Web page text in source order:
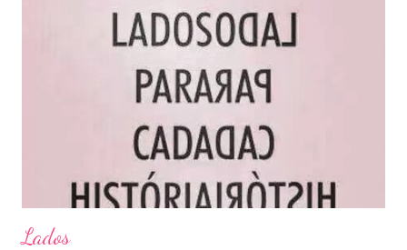
me toca: Foi no meu ventre que foram geradas, que cresceram,
que mexeram, que viveram alegrias e tristezas, mas acima de
peito que mamaram. Foi no meu ombro que bolsaram. Será
a mãe delas! Ninguém sabe, nem ouse sequer supor em saber, o
quanto as amo. Dou-lhes...
Lados